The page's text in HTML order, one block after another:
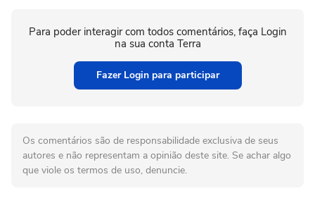
Para poder interagir com todos comentários, faça Login
na sua conta Terra
Fazer Login para participar
Os comentários são de responsabilidade exclusiva de seus
autores e não representam a opinião deste site. Se achar algo
que viole os termos de uso, denuncie.